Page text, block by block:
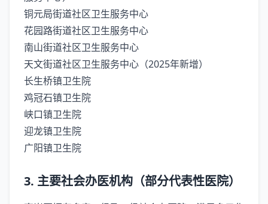
‌铜元局街道社区卫生服务中心‌
‌花园路街道社区卫生服务中心‌
‌南山街道社区卫生服务中心‌
‌天文街道社区卫生服务中心‌（2025年新增）
‌长生桥镇卫生院‌
‌鸡冠石镇卫生院‌
‌峡口镇卫生院‌
‌迎龙镇卫生院‌
‌广阳镇卫生院‌‌‌
‌3. 主要社会办医机构（部分代表性医院）‌